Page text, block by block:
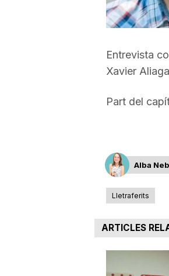
Entrevista
Xavier
Part del
Alba
Lletraferits
ARTICLES